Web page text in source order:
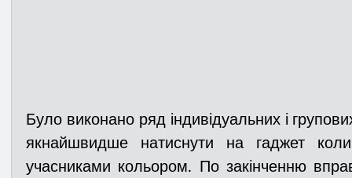
Було виконано ряд індивідуальних і
якнайшвидше натиснути на гаджет
учасниками кольором. По закінченню